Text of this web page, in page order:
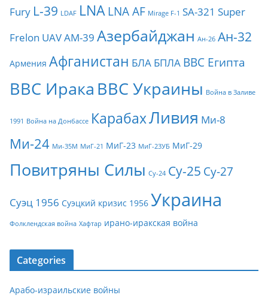
Fury L-39 LDAF LNA LNA AF Mirage F-1 SA-321 Super
Frelon UAVАМ-39 Азербайджан Ан-26 Ан-32
Армения Афганистан БЛА БПЛА ВВС Египта
ВВС Ирака ВВС Украины Война в Заливе
1991 Война на Донбассе КарабахЛивия Ми-8
Ми-24 Ми-35М МиГ-21 МиГ-23 МиГ-23УБ МиГ-29
Повитряны Силы Су-24 Су-25 Су-27
Суэц 1956 Суэцкий кризис 1956 Украина
Фолклендская война Хафтар ирано-иракская война
Categories
Арабо-израильские войны